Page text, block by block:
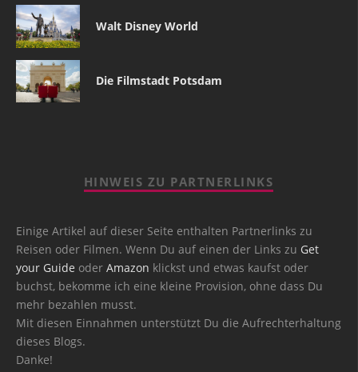
Walt Disney World
Die Filmstadt Potsdam
HINWEIS ZU PARTNERLINKS
Einige Artikel auf dieser Seite enthalten Partnerlinks zu
Reisen oder Filmen. Wenn Du auf einen der Links zu Get
your Guide oder Amazon klickst und etwas kaufst oder
buchst, bekomme ich eine kleine Provision, ohne dass Du
mehr bezahlen musst.
Mit diesen Einnahmen unterstützt Du die Aufrechterhaltung
dieses Blogs.
Danke!